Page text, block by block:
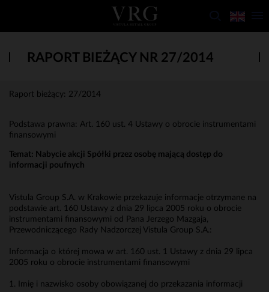
RAPORT BIEŻĄCY NR 27/2014
Raport bieżący: 27/2014
Podstawa prawna: Art. 160 ust. 4 Ustawy o obrocie instrumentami
finansowymi
Temat: Nabycie akcji Spółki przez osobę mającą dostęp do
informacji poufnych
Vistula Group S.A. w Krakowie przekazuje informacje otrzymane na
podstawie art. 160 Ustawy z dnia 29 lipca 2005 roku o obrocie
instrumentami finansowymi od Pana Jerzego Mazgaja,
Przewodniczącego Rady Nadzorczej Vistula Group S.A.:
Informacja o której mowa w art. 160 ust. 1 Ustawy z dnia 29 lipca
2005 roku o obrocie instrumentami finansowymi
1. Imię i nazwisko osoby obowiązanej do przekazania informacji